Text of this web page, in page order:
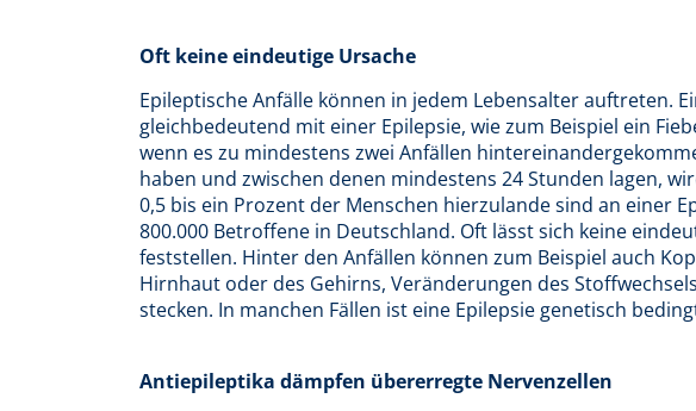
Oft keine eindeutige Ursache
Epileptische Anfälle können in jedem Lebensalter auftreten.
gleichbedeutend mit einer Epilepsie, wie zum Beispiel ein
wenn es zu mindestens zwei Anfällen
haben und zwischen denen mindestens 24 Stunden lagen,
0,5 bis ein Prozent der Menschen hierzulande sind an einer
800.000 Betroffene in Deutschland. Oft lässt sich keine
feststellen. Hinter den Anfällen können zum Beispiel auch
Hirnhaut oder des Gehirns, Veränderungen des
stecken. In manchen Fällen ist eine Epilepsie genetisch
Antiepileptika dämpfen übererregte Nervenzellen